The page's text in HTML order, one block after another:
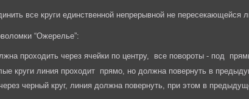
все круги единственной непрерывной не пересекающейся
“Ожерелье”:
проходить через ячейки по центру, все повороты - под
круги линия проходит прямо, но должна повернуть в
черный круг, линия должна повернуть, при этом в